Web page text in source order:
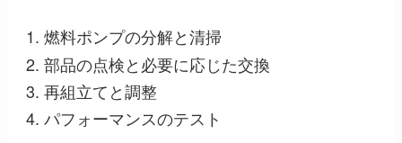
燃料ポンプの分解と清掃
部品の点検と必要に応じた交換
再組立てと調整
パフォーマンスのテスト